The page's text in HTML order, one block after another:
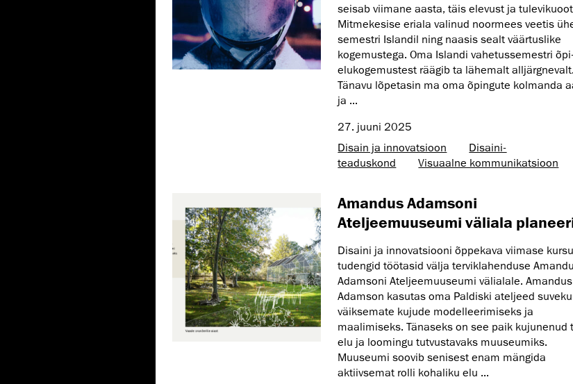
seisab viimane aasta, täis elevust ja
Mitmekesise eriala valinud noormees veetis
semestri Islandil ning naasis sealt väärtuslike
kogemustega. Oma Islandi vahetussemestri
elukogemustest räägib ta lähemalt alljärgnevalt.
Tänavu lõpetasin ma oma õpingute kolmanda
ja ...
27. juuni 2025
Disain ja innovatsioon
Disaini­­
teaduskond
Visuaalne kommunikatsioon
Amandus Adamsoni
Ateljeemuuseumi väliala
Disaini ja innovatsiooni õppekava viimase
tudengid töötasid välja terviklahenduse
Adamsoni Ateljeemuuseumi välialale. Amandus
Adamson kasutas oma Paldiski ateljeed
väiksemate kujude modelleerimiseks ja
maalimiseks. Tänaseks on see paik kujunenud
elu ja loomingu tutvustavaks muuseumiks.
Muuseumi soovib senisest enam mängida
aktiivsemat rolli kohaliku elu ...